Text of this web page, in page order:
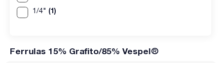
1/4" (1)
Ferrulas 15% Grafito/85% Vespel®